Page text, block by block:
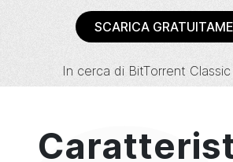
SCARICA
In cerca di BitTorrent